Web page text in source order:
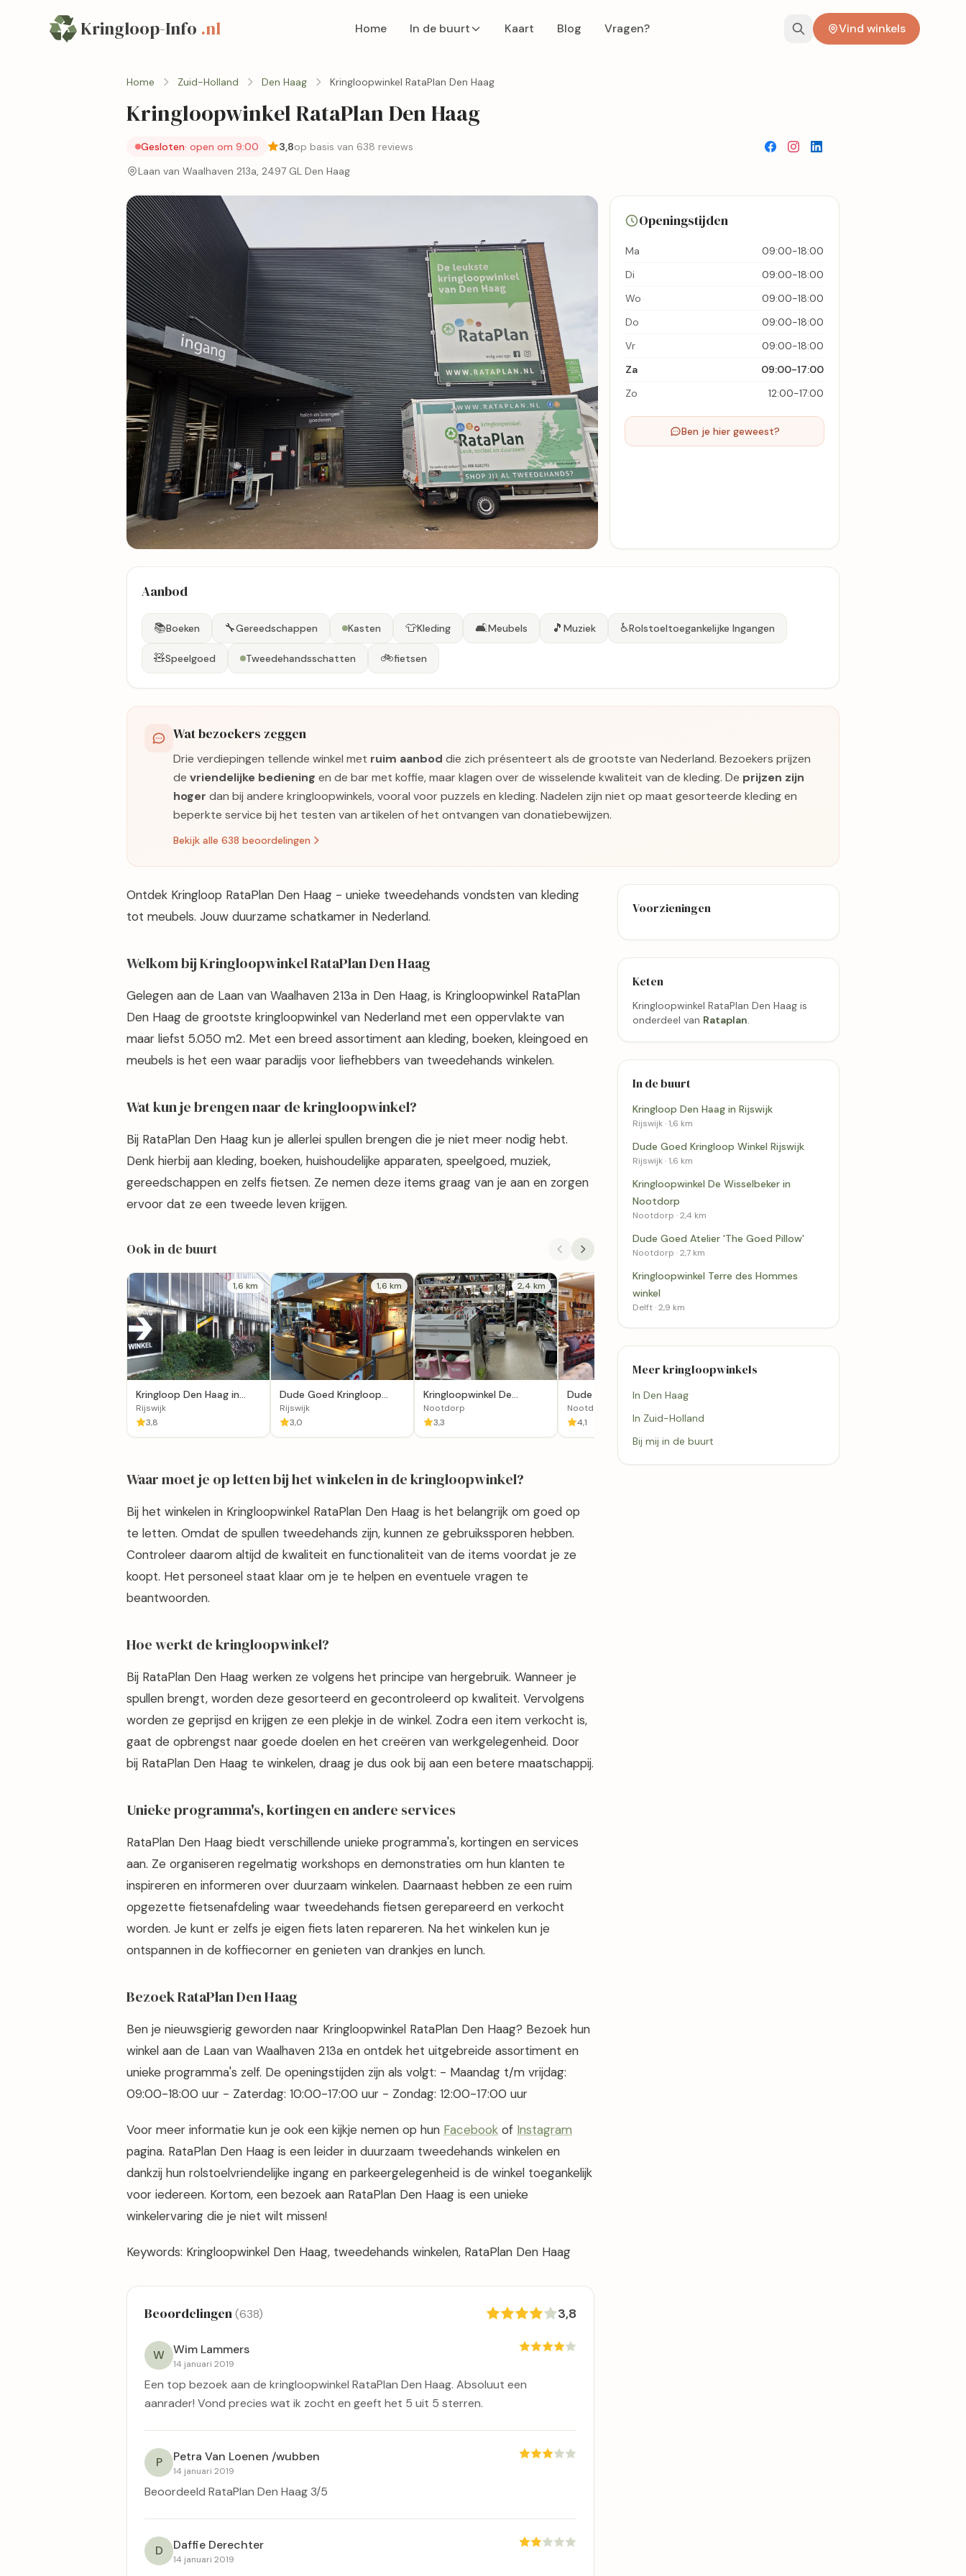
Kringloop-Info .nl Home In de buurt Kaart Blog Vragen? Vind winkels
Home Zuid-Holland Den Haag Kringloopwinkel RataPlan Den Haag
Kringloopwinkel RataPlan Den Haag
Gesloten· open om 9:00 3,8op basis van 638 reviews
Laan van Waalhaven 213a, 2497 GL Den Haag
Bekijk kaart
Openingstijden
Ma
09:00-18:00
Di
09:00-18:00
Wo
09:00-18:00
Do
09:00-18:00
Vr
09:00-18:00
Za
09:00-17:00
Zo
12:00-17:00
Ben je hier geweest?
Aanbod
📚Boeken 🔧Gereedschappen Kasten 👕Kleding 🛋️Meubels 🎵 Muziek ♿Rolstoeltoegankelijke Ingangen
🧸Speelgoed Tweedehandsschatten 🚲fietsen
Wat bezoekers zeggen
Drie verdiepingen tellende winkel met ruim aanbod die zich présenteert als de grootste van Nederland. Bezoekers prijzen
de vriendelijke bediening en de bar met koffie, maar klagen over de wisselende kwaliteit van de kleding. De prijzen zijn
hoger dan bij andere kringloopwinkels, vooral voor puzzels en kleding. Nadelen zijn niet op maat gesorteerde kleding en
beperkte service bij het testen van artikelen of het ontvangen van donatiebewijzen.
Bekijk alle 638 beoordelingen
Ontdek Kringloop RataPlan Den Haag - unieke tweedehands vondsten van kleding
tot meubels. Jouw duurzame schatkamer in Nederland.
Welkom bij Kringloopwinkel RataPlan Den Haag
Gelegen aan de Laan van Waalhaven 213a in Den Haag, is Kringloopwinkel RataPlan
Den Haag de grootste kringloopwinkel van Nederland met een oppervlakte van
maar liefst 5.050 m2. Met een breed assortiment aan kleding, boeken, kleingoed en
meubels is het een waar paradijs voor liefhebbers van tweedehands winkelen.
Wat kun je brengen naar de kringloopwinkel?
Bij RataPlan Den Haag kun je allerlei spullen brengen die je niet meer nodig hebt.
Denk hierbij aan kleding, boeken, huishoudelijke apparaten, speelgoed, muziek,
gereedschappen en zelfs fietsen. Ze nemen deze items graag van je aan en zorgen
ervoor dat ze een tweede leven krijgen.
Ook in de buurt
1,6 km
Kringloop Den Haag in
Rijswijk
Rijswijk
3,8
1,6 km
Dude Goed Kringloop
Winkel Rijswijk
Rijswijk
3,0
2,4 km
Kringloopwinkel De
Wisselbeker in Nootdorp
Nootdorp
3,3
Dude Goed Atelier 'The
Goed Pillow'
Nootdorp
4,1
Waar moet je op letten bij het winkelen in de kringloopwinkel?
Bij het winkelen in Kringloopwinkel RataPlan Den Haag is het belangrijk om goed op
te letten. Omdat de spullen tweedehands zijn, kunnen ze gebruikssporen hebben.
Controleer daarom altijd de kwaliteit en functionaliteit van de items voordat je ze
koopt. Het personeel staat klaar om je te helpen en eventuele vragen te
beantwoorden.
Hoe werkt de kringloopwinkel?
Bij RataPlan Den Haag werken ze volgens het principe van hergebruik. Wanneer je
spullen brengt, worden deze gesorteerd en gecontroleerd op kwaliteit. Vervolgens
worden ze geprijsd en krijgen ze een plekje in de winkel. Zodra een item verkocht is,
gaat de opbrengst naar goede doelen en het creëren van werkgelegenheid. Door
bij RataPlan Den Haag te winkelen, draag je dus ook bij aan een betere maatschappij.
Unieke programma's, kortingen en andere services
RataPlan Den Haag biedt verschillende unieke programma's, kortingen en services
aan. Ze organiseren regelmatig workshops en demonstraties om hun klanten te
inspireren en informeren over duurzaam winkelen. Daarnaast hebben ze een ruim
opgezette fietsenafdeling waar tweedehands fietsen gerepareerd en verkocht
worden. Je kunt er zelfs je eigen fiets laten repareren. Na het winkelen kun je
ontspannen in de koffiecorner en genieten van drankjes en lunch.
Bezoek RataPlan Den Haag
Ben je nieuwsgierig geworden naar Kringloopwinkel RataPlan Den Haag? Bezoek hun
winkel aan de Laan van Waalhaven 213a en ontdek het uitgebreide assortiment en
unieke programma's zelf. De openingstijden zijn als volgt: - Maandag t/m vrijdag:
09:00-18:00 uur - Zaterdag: 10:00-17:00 uur - Zondag: 12:00-17:00 uur
Voor meer informatie kun je ook een kijkje nemen op hun Facebook of Instagram
pagina. RataPlan Den Haag is een leider in duurzaam tweedehands winkelen en
dankzij hun rolstoelvriendelijke ingang en parkeergelegenheid is de winkel toegankelijk
voor iedereen. Kortom, een bezoek aan RataPlan Den Haag is een unieke
winkelervaring die je niet wilt missen!
Keywords: Kringloopwinkel Den Haag, tweedehands winkelen, RataPlan Den Haag
Beoordelingen(638) 3,8
W Wim Lammers
14 januari 2019
Een top bezoek aan de kringloopwinkel RataPlan Den Haag. Absoluut een
aanrader! Vond precies wat ik zocht en geeft het 5 uit 5 sterren.
P Petra Van Loenen /wubben
14 januari 2019
Beoordeeld RataPlan Den Haag 3/5
D Daffie Derechter
14 januari 2019
Voorzieningen
Keten
Kringloopwinkel RataPlan Den Haag is
onderdeel van Rataplan.
In de buurt
Kringloop Den Haag in Rijswijk
Rijswijk · 1,6 km
Dude Goed Kringloop Winkel Rijswijk
Rijswijk · 1,6 km
Kringloopwinkel De Wisselbeker in
Nootdorp
Nootdorp · 2,4 km
Dude Goed Atelier 'The Goed Pillow'
Nootdorp · 2,7 km
Kringloopwinkel Terre des Hommes
winkel
Delft · 2,9 km
Meer kringloopwinkels
In Den Haag
In Zuid-Holland
Bij mij in de buurt